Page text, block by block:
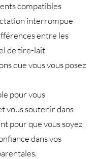
compatibles
interrompue
entre les
de tire-lait
que vous vous posez
pour vous
vous soutenir dans
pour que vous soyez
dans vos